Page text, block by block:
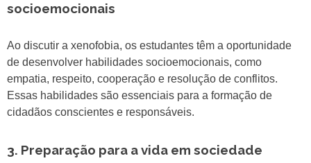
socioemocionais
Ao discutir a xenofobia, os estudantes têm a oportunidade
de desenvolver habilidades socioemocionais, como
empatia, respeito, cooperação e resolução de conflitos.
Essas habilidades são essenciais para a formação de
cidadãos conscientes e responsáveis.
3. Preparação para a vida em sociedade